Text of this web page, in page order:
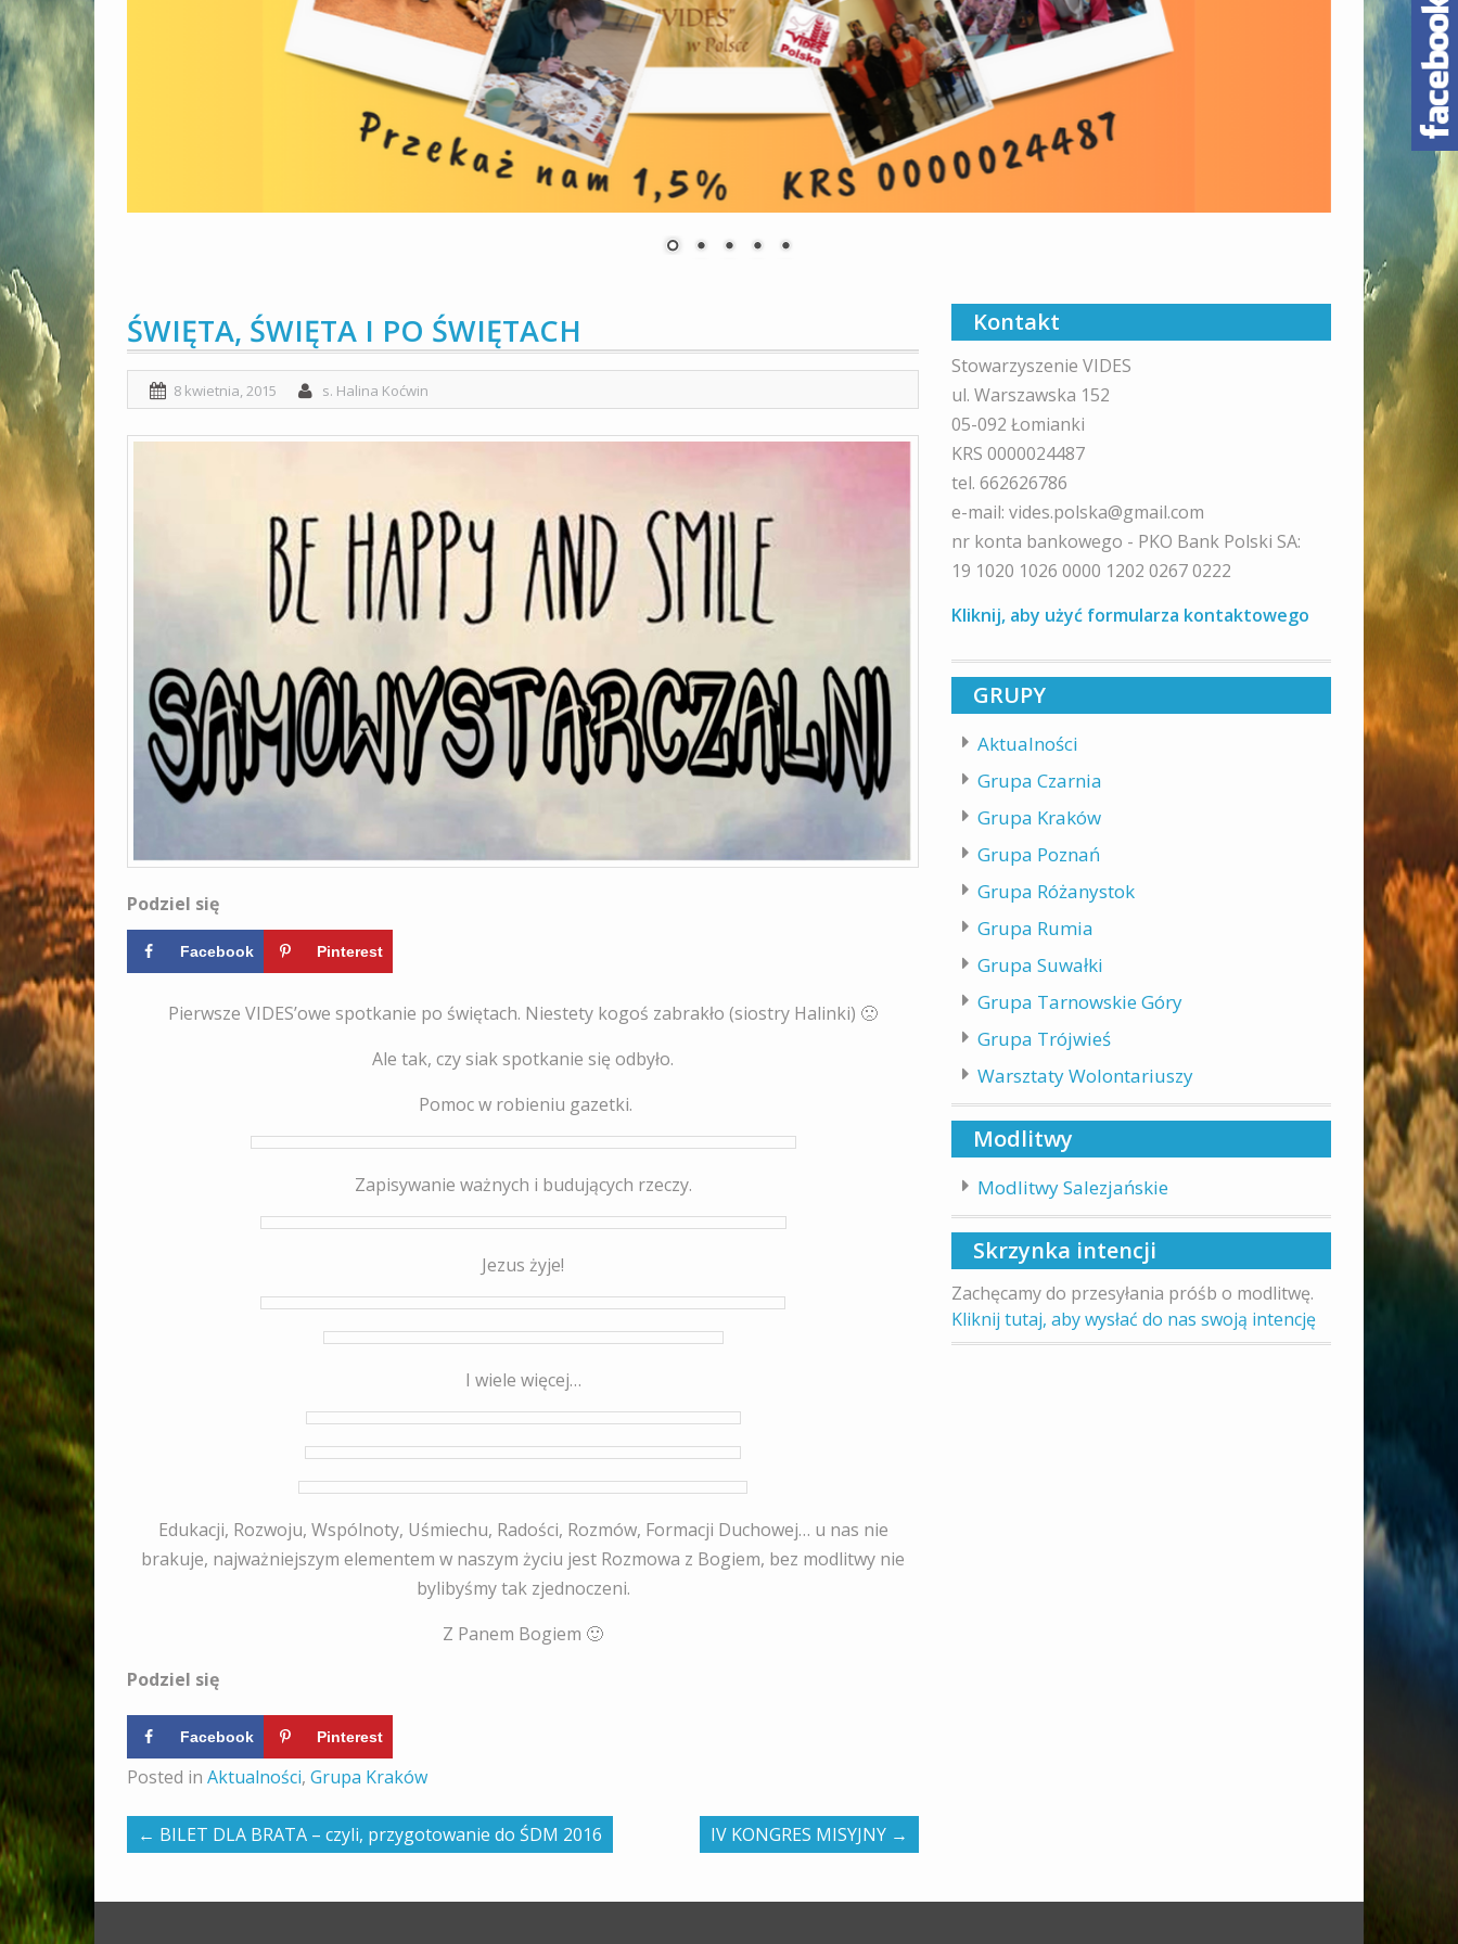
ŚWIĘTA, ŚWIĘTA I PO ŚWIĘTACH
8 kwietnia, 2015 s. Halina Koćwin
Podziel się
Facebook Pinterest
Pierwsze VIDES’owe spotkanie po świętach. Niestety kogoś zabrakło (siostry Halinki) 🙁
Ale tak, czy siak spotkanie się odbyło.
Pomoc w robieniu gazetki.
Zapisywanie ważnych i budujących rzeczy.
Jezus żyje!
I wiele więcej…
Edukacji, Rozwoju, Wspólnoty, Uśmiechu, Radości, Rozmów, Formacji Duchowej… u nas nie
brakuje, najważniejszym elementem w naszym życiu jest Rozmowa z Bogiem, bez modlitwy nie
bylibyśmy tak zjednoczeni.
Z Panem Bogiem 🙂
Podziel się
Facebook Pinterest
Posted in Aktualności, Grupa Kraków
← BILET DLA BRATA – czyli, przygotowanie do ŚDM 2016 IV KONGRES MISYJNY →
Kontakt
Stowarzyszenie VIDES
ul. Warszawska 152
05-092 Łomianki
KRS 0000024487
tel. 662626786
e-mail: vides.polska@gmail.com
nr konta bankowego - PKO Bank Polski SA:
19 1020 1026 0000 1202 0267 0222
Kliknij, aby użyć formularza kontaktowego
GRUPY
Aktualności
Grupa Czarnia
Grupa Kraków
Grupa Poznań
Grupa Różanystok
Grupa Rumia
Grupa Suwałki
Grupa Tarnowskie Góry
Grupa Trójwieś
Warsztaty Wolontariuszy
Modlitwy
Modlitwy Salezjańskie
Skrzynka intencji
Zachęcamy do przesyłania próśb o modlitwę.
Kliknij tutaj, aby wysłać do nas swoją intencję